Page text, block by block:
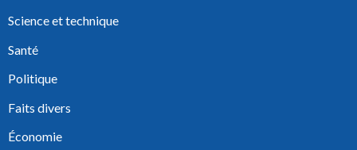
Science et technique
Santé
Politique
Faits divers
Économie